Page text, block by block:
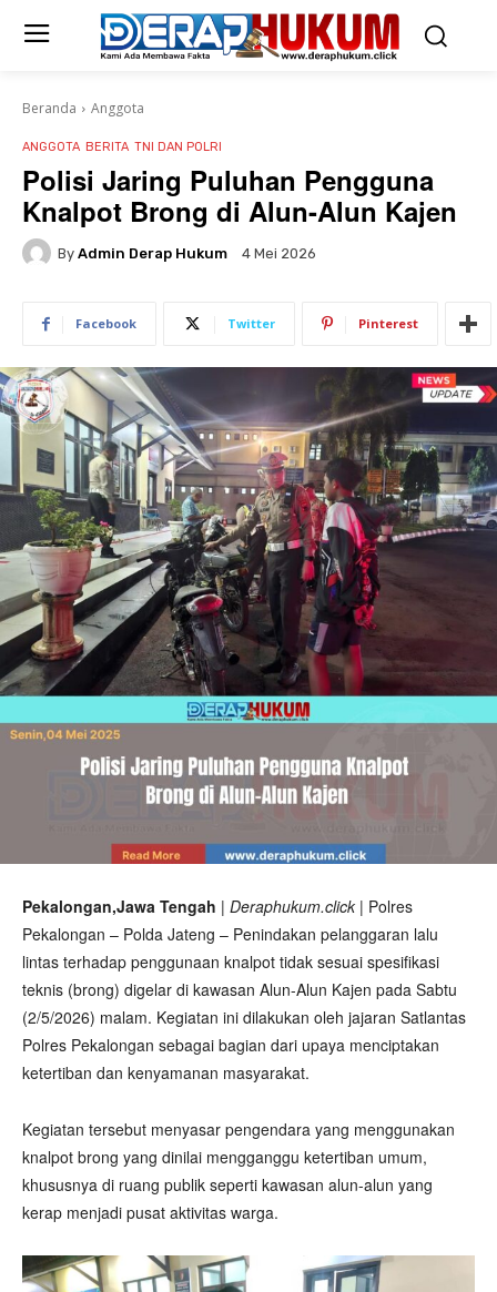
Beranda Anggota
ANGGOTA BERITA TNI DAN POLRI
Polisi Jaring Puluhan Pengguna
Knalpot Brong di Alun-Alun Kajen
By Admin Derap Hukum 4 Mei 2026
Facebook Twitter Pinterest
Pekalongan,Jawa Tengah | Deraphukum.click | Polres
Pekalongan – Polda Jateng – Penindakan pelanggaran lalu
lintas terhadap penggunaan knalpot tidak sesuai spesifikasi
teknis (brong) digelar di kawasan Alun-Alun Kajen pada Sabtu
(2/5/2026) malam. Kegiatan ini dilakukan oleh jajaran Satlantas
Polres Pekalongan sebagai bagian dari upaya menciptakan
ketertiban dan kenyamanan masyarakat.
Kegiatan tersebut menyasar pengendara yang menggunakan
knalpot brong yang dinilai mengganggu ketertiban umum,
khususnya di ruang publik seperti kawasan alun-alun yang
kerap menjadi pusat aktivitas warga.